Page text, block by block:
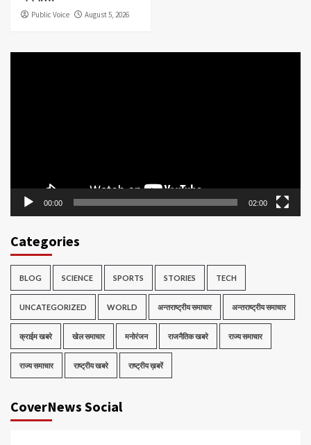
Public Voice August 5, 2026
00:00 02:00
Categories
BLOG SCIENCE SPORTS STORIES TECH
UNCATEGORIZED WORLD अन्तराष्ट्रीय समाचार अन्तराष्ट्रीय समाचार
क्राईम खबरे खेल समाचार मनोरंजन राजनैतिक खबरे राज्य समाचार
राज्य समाचार राष्ट्रीय खबरे राष्ट्रीय ख़बरें
CoverNews Social